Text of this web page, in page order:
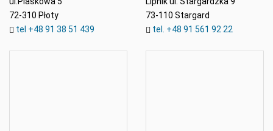
72-310 Płoty
tel +48 91 38 51 439
73-110 Stargard
tel. +48 91 561 92 22